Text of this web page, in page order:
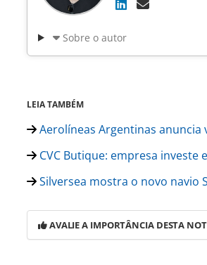
Sobre o autor
LEIA TAMBÉM
Aerolíneas Argentinas anuncia
CVC Butique: empresa investe
Silversea mostra o novo navio
AVALIE A IMPORTÂNCIA DESTA